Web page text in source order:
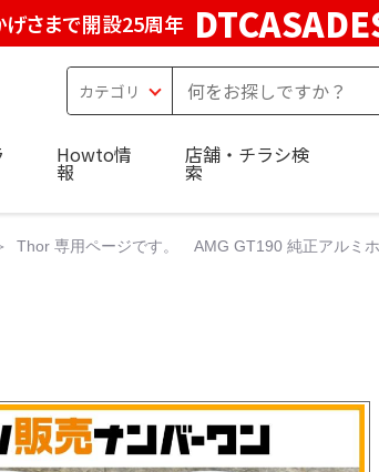
げさまで開設25周年
Howto情
報
店舗・チラシ検
索
Thor 専用ページです。 AMG GT190 純正アルミ